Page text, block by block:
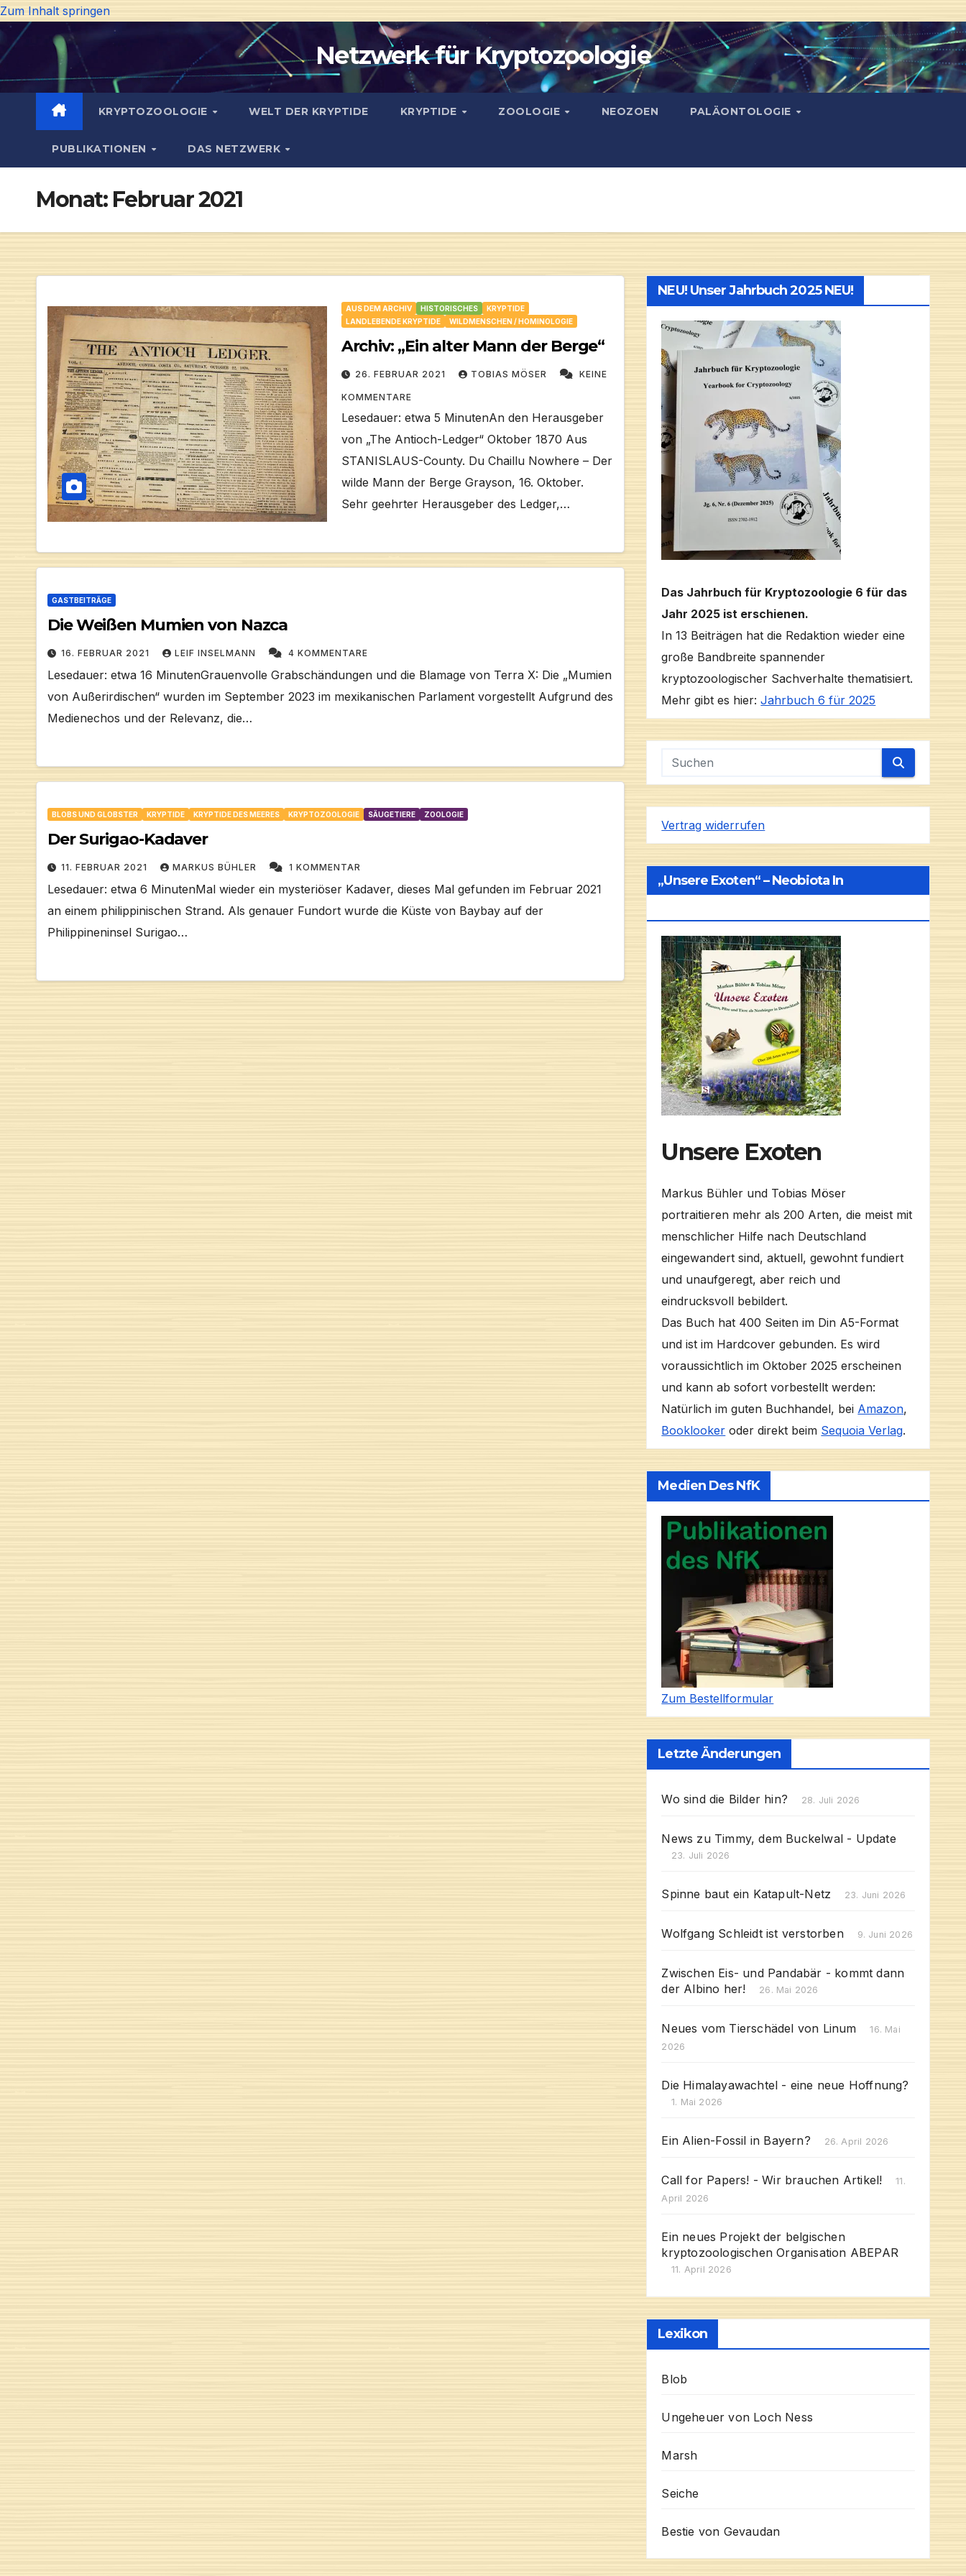
Zum Inhalt springen
Netzwerk für Kryptozoologie
KRYPTOZOOLOGIE WELT DER KRYPTIDE KRYPTIDE ZOOLOGIE NEOZOEN PALÄONTOLOGIE
PUBLIKATIONEN DAS NETZWERK
Monat: Februar 2021
AUS DEM ARCHIV HISTORISCHES
KRYPTIDE
LANDLEBENDE KRYPTIDE
WILDMENSCHEN / HOMINOLOGIE
Archiv: „Ein alter Mann der Berge“
26. FEBRUAR 2021 TOBIAS MÖSER KEINE
KOMMENTARE
Lesedauer: etwa 5 MinutenAn den Herausgeber
von „The Antioch-Ledger“ Oktober 1870 Aus
STANISLAUS-County. Du Chaillu Nowhere – Der
wilde Mann der Berge Grayson, 16. Oktober.
Sehr geehrter Herausgeber des Ledger,…
GASTBEITRÄGE
Die Weißen Mumien von Nazca
16. FEBRUAR 2021 LEIF INSELMANN 4 KOMMENTARE
Lesedauer: etwa 16 MinutenGrauenvolle Grabschändungen und die Blamage von Terra X: Die „Mumien
von Außerirdischen“ wurden im September 2023 im mexikanischen Parlament vorgestellt Aufgrund des
Medienechos und der Relevanz, die…
BLOBS UND GLOBSTER KRYPTIDE KRYPTIDE DES MEERES KRYPTOZOOLOGIE SÄUGETIERE ZOOLOGIE
Der Surigao-Kadaver
11. FEBRUAR 2021 MARKUS BÜHLER 1 KOMMENTAR
Lesedauer: etwa 6 MinutenMal wieder ein mysteriöser Kadaver, dieses Mal gefunden im Februar 2021
an einem philippinischen Strand. Als genauer Fundort wurde die Küste von Baybay auf der
Philippineninsel Surigao…
NEU! Unser Jahrbuch 2025 NEU!
Das Jahrbuch für Kryptozoologie 6 für das
Jahr 2025 ist erschienen.
In 13 Beiträgen hat die Redaktion wieder eine
große Bandbreite spannender
kryptozoologischer Sachverhalte thematisiert.
Mehr gibt es hier:Jahrbuch 6 für 2025
Vertrag widerrufen
„Unsere Exoten“ – Neobiota In
Unsere Exoten
Markus Bühler und Tobias Möser
portraitieren mehr als 200 Arten, die meist mit
menschlicher Hilfe nach Deutschland
eingewandert sind, aktuell, gewohnt fundiert
und unaufgeregt, aber reich und
eindrucksvoll bebildert.
Das Buch hat 400 Seiten im Din A5-Format
und ist im Hardcover gebunden. Es wird
voraussichtlich im Oktober 2025 erscheinen
und kann ab sofort vorbestellt werden:
Natürlich im guten Buchhandel, bei Amazon,
Booklooker oder direkt beim Sequoia Verlag.
Medien Des NfK
Zum Bestellformular
Letzte Änderungen
Wo sind die Bilder hin? 28. Juli 2026
News zu Timmy, dem Buckelwal - Update
23. Juli 2026
Spinne baut ein Katapult-Netz 23. Juni 2026
Wolfgang Schleidt ist verstorben 9. Juni 2026
Zwischen Eis- und Pandabär - kommt dann
der Albino her!
26. Mai 2026
Neues vom Tierschädel von Linum
16. Mai
2026
Die Himalayawachtel - eine neue Hoffnung?
1. Mai 2026
Ein Alien-Fossil in Bayern? 26. April 2026
Call for Papers! - Wir brauchen Artikel!
11.
April 2026
Ein neues Projekt der belgischen
kryptozoologischen Organisation ABEPAR
11. April 2026
Lexikon
Blob
Ungeheuer von Loch Ness
Marsh
Seiche
Bestie von Gevaudan